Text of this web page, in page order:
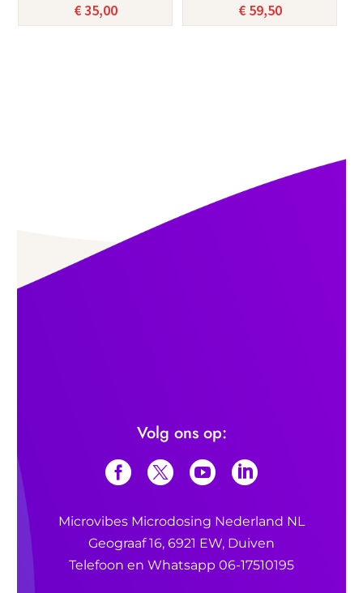
€35,00 €59,50
Volg ons op:
Microvibes Microdosing Nederland NL
Geograaf 16, 6921 EW, Duiven
Telefoon en Whatsapp 06-17510195